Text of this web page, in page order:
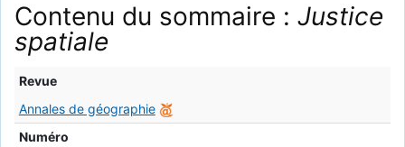
Contenu du sommaire : Justice
spatiale
Revue
Annales de géographie
Numéro